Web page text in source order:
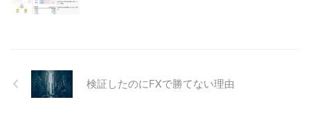
検証したのにFXで勝てない理由